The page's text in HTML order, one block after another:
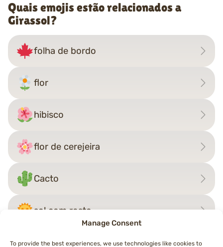
Manage Consent
To provide the best experiences, we use technologies like cookies to
Quais emojis estão relacionados a
Girassol?
folha de bordo
flor
hibisco
flor de cerejeira
Cacto
sol com rosto